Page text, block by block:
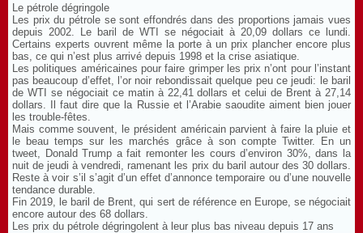
Le pétrole dégringole
Les prix du pétrole se sont effondrés dans des proportions jamais vues
depuis 2002. Le baril de WTI se négociait à 20,09 dollars ce lundi.
Certains experts ouvrent même la porte à un prix plancher encore plus
bas, ce qui n’est plus arrivé depuis 1998 et la crise asiatique.
Les politiques américaines pour faire grimper les prix n’ont pour l’instant
pas beaucoup d’effet, l’or noir rebondissait quelque peu ce jeudi: le baril
de WTI se négociait ce matin à 22,41 dollars et celui de Brent à 27,14
dollars. Il faut dire que la Russie et l’Arabie saoudite aiment bien jouer
les trouble-fêtes.
Mais comme souvent, le président américain parvient à faire la pluie et
le beau temps sur les marchés grâce à son compte Twitter. En un
tweet, Donald Trump a fait remonter les cours d’environ 30%, dans la
nuit de jeudi à vendredi, ramenant les prix du baril autour des 30 dollars.
Reste à voir s’il s’agit d’un effet d’annonce temporaire ou d’une nouvelle
tendance durable.
Fin 2019, le baril de Brent, qui sert de référence en Europe, se négociait
encore autour des 68 dollars.
Les prix du pétrole dégringolent à leur plus bas niveau depuis 17 ans